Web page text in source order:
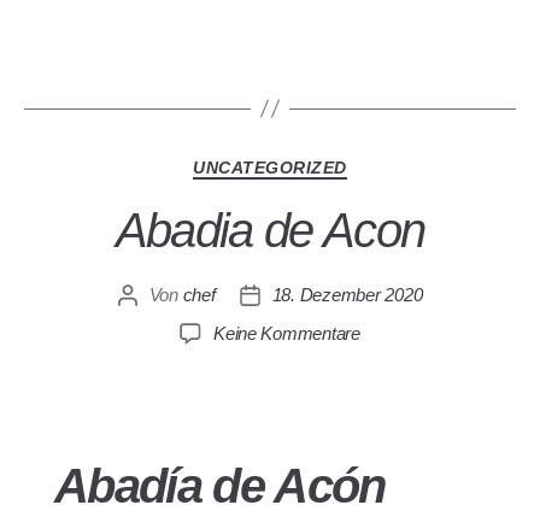
UNCATEGORIZED
Abadia de Acon
Von chef
18. Dezember 2020
Keine Kommentare
Abadía de Acón